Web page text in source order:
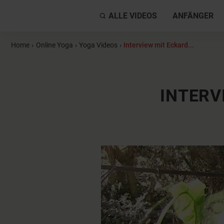
ALLE VIDEOS ANFÄNGER
Home › Online Yoga › Yoga Videos › Interview mit Eckard...